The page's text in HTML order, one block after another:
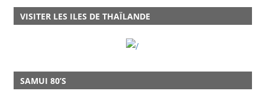
VISITER LES ILES DE THAÏLANDE
SAMUI 80’S